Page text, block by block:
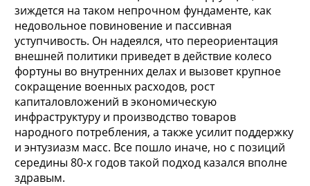
зиждется на таком непрочном фундаменте, как
недовольное повиновение и пассивная
уступчивость. Он надеялся, что переориентация
внешней политики приведет в действие колесо
фортуны во внутренних делах и вызовет крупное
сокращение военных расходов, рост
капиталовложений в экономическую
инфраструктуру и производство товаров
народного потребления, а также усилит поддержку
и энтузиазм масс. Все пошло иначе, но с позиций
середины 80-х годов такой подход казался вполне
здравым.